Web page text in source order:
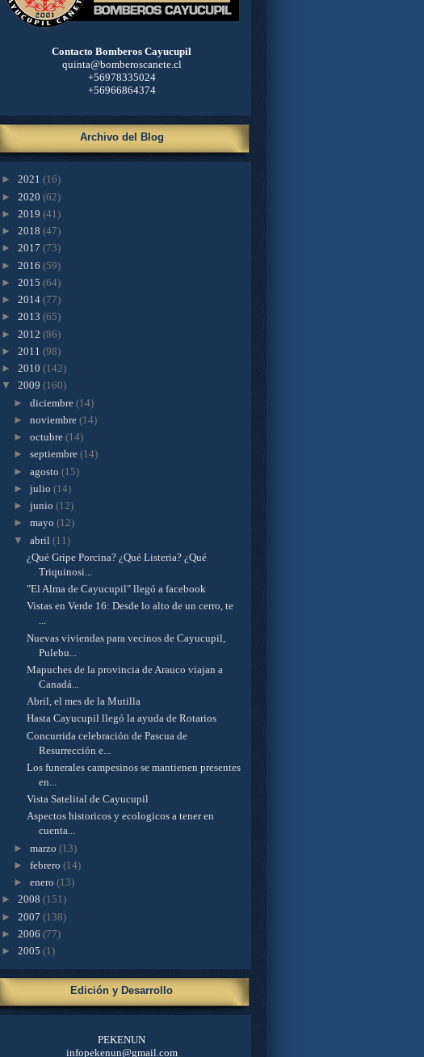
Contacto Bomberos Cayucupil
quinta@bomberoscanete.cl
+56978335024
+56966864374
Archivo del Blog
► 2021 (16)
► 2020 (62)
► 2019 (41)
► 2018 (47)
► 2017 (73)
► 2016 (59)
► 2015 (64)
► 2014 (77)
► 2013 (65)
► 2012 (86)
► 2011 (98)
► 2010 (142)
▼ 2009 (160)
►diciembre(14)
►noviembre(14)
►octubre(14)
►septiembre(14)
►agosto(15)
►julio(14)
►junio(12)
►mayo(12)
▼abril(11)
¿Qué Gripe Porcina? ¿Qué Listeria? ¿Qué
Triquinosi...
"El Alma de Cayucupil" llegó a facebook
Vistas en Verde 16: Desde lo alto de un cerro, te
...
Nuevas viviendas para vecinos de Cayucupil,
Pulebu...
Mapuches de la provincia de Arauco viajan a
Canadá...
Abril, el mes de la Mutilla
Hasta Cayucupil llegó la ayuda de Rotarios
Concurrida celebración de Pascua de
Resurrección e...
Los funerales campesinos se mantienen presentes
en...
Vista Satelital de Cayucupil
Aspectos historicos y ecologicos a tener en
cuenta...
►marzo(13)
►febrero(14)
►enero(13)
► 2008 (151)
► 2007 (138)
► 2006 (77)
► 2005 (1)
Edición y Desarrollo
PEKENUN
infopekenun@gmail.com